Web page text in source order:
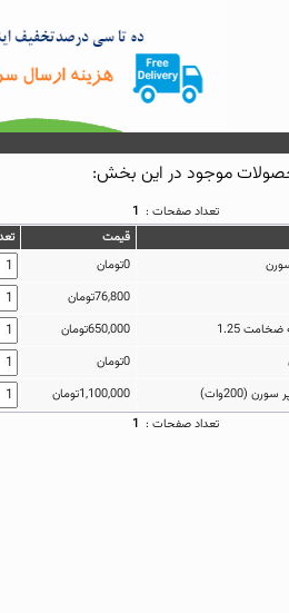
تعداد صفحات : 1
قيمت
تعداد صفحات : 1